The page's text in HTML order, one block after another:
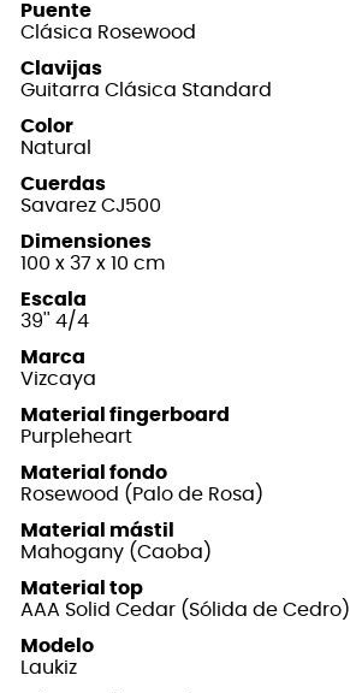
Puente
Clásica Rosewood
Clavijas
Guitarra Clásica Standard
Color
Natural
Cuerdas
Savarez CJ500
Dimensiones
100 x 37 x 10 cm
Escala
39'' 4/4
Marca
Vizcaya
Material fingerboard
Purpleheart
Material fondo
Rosewood (Palo de Rosa)
Material mástil
Mahogany (Caoba)
Material top
AAA Solid Cedar (Sólida de Cedro)
Modelo
Laukiz